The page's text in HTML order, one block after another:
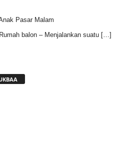
Pasar Malam
balon – Menjalankan suatu […]